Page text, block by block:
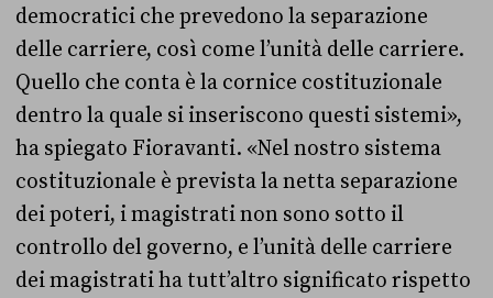
democratici che prevedono la separazione
delle carriere, così come l’unità delle carriere.
Quello che conta è la cornice costituzionale
dentro la quale si inseriscono questi sistemi»,
ha spiegato Fioravanti. «Nel nostro sistema
costituzionale è prevista la netta separazione
dei poteri, i magistrati non sono sotto il
controllo del governo, e l’unità delle carriere
dei magistrati ha tutt’altro significato rispetto